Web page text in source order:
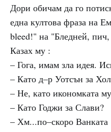
Дори обичам да го
една култова фраза на
bleed!" на "Бледней,
Казах му :
– Гога, имам зла идея.
– Като д–р Уотсън за
– Не, като икономката
– Като Годжи за Слави?
– Хм...по–скоро Ванката